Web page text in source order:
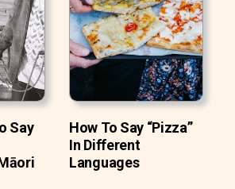
Say
How To Say “Pizza”
In Different
Languages